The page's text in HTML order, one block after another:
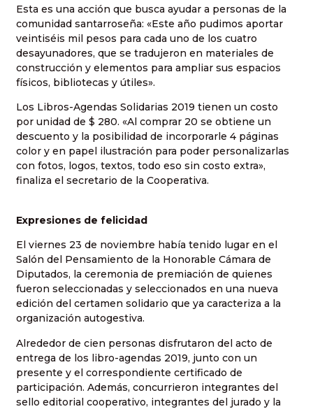
Esta es una acción que busca ayudar a personas de la
comunidad santarroseña: «Este año pudimos aportar
veintiséis mil pesos para cada uno de los cuatro
desayunadores, que se tradujeron en materiales de
construcción y elementos para ampliar sus espacios
físicos, bibliotecas y útiles».
Los Libros-Agendas Solidarias 2019 tienen un costo
por unidad de $ 280. «Al comprar 20 se obtiene un
descuento y la posibilidad de incorporarle 4 páginas
color y en papel ilustración para poder personalizarlas
con fotos, logos, textos, todo eso sin costo extra»,
finaliza el secretario de la Cooperativa.
Expresiones de felicidad
El viernes 23 de noviembre había tenido lugar en el
Salón del Pensamiento de la Honorable Cámara de
Diputados, la ceremonia de premiación de quienes
fueron seleccionadas y seleccionados en una nueva
edición del certamen solidario que ya caracteriza a la
organización autogestiva.
Alrededor de cien personas disfrutaron del acto de
entrega de los libro-agendas 2019, junto con un
presente y el correspondiente certificado de
participación. Además, concurrieron integrantes del
sello editorial cooperativo, integrantes del jurado y la